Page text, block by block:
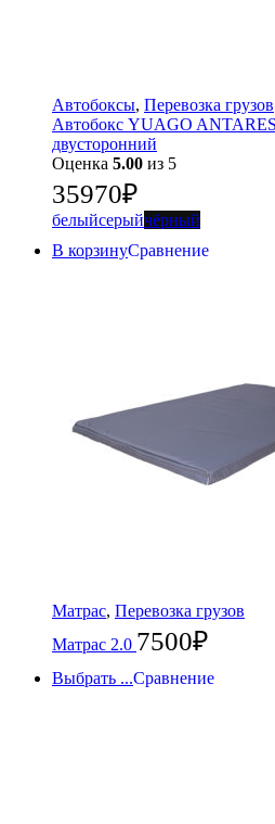
Автобоксы, Перевозка грузов
Автобокс YUAGO
двусторонний
Оценка 5.00 из 5
35970₽
белыйсерыйчёрный
В корзинуСравнение
Матрас, Перевозка грузов
Матрас 2.0 7500₽
Выбрать ...Сравнение